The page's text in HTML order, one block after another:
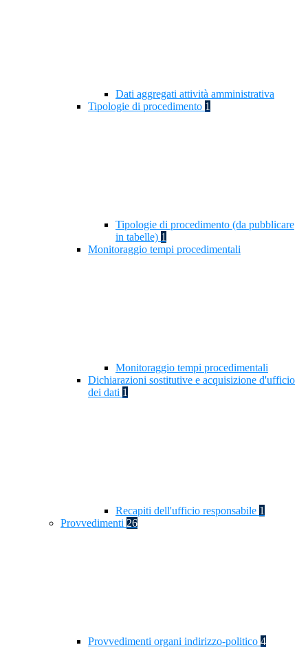
Dati aggregati attività amministrativa
Tipologie di procedimento 1
Tipologie di procedimento (da pubblicare
in tabelle) 1
Monitoraggio tempi procedimentali
Monitoraggio tempi procedimentali
Dichiarazioni sostitutive e acquisizione d'ufficio
dei dati 1
Recapiti dell'ufficio responsabile 1
Provvedimenti 26
Provvedimenti organi indirizzo-politico 4